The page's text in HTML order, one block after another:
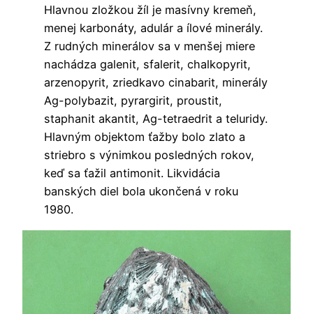
Hlavnou zložkou žíl je masívny kremeň,
menej karbonáty, adulár a ílové minerály.
Z rudných minerálov sa v menšej miere
nachádza galenit, sfalerit, chalkopyrit,
arzenopyrit, zriedkavo cinabarit, minerály
Ag-polybazit, pyrargirit, proustit,
staphanit akantit, Ag-tetraedrit a teluridy.
Hlavným objektom ťažby bolo zlato a
striebro s výnimkou posledných rokov,
keď sa ťažil antimonit. Likvidácia
banských diel bola ukončená v roku
1980.